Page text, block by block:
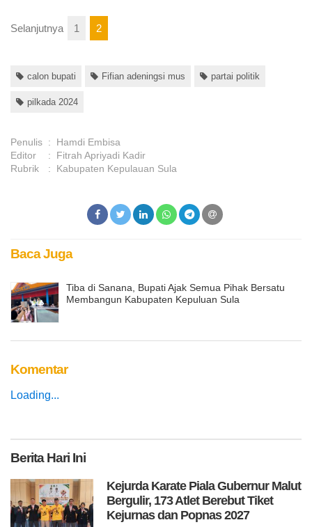
Selanjutnya 1 2
calon bupati Fifian adeningsi mus partai politik
pilkada 2024
Penulis :
Hamdi Embisa
Editor
:
Fitrah Apriyadi Kadir
Rubrik
: Kabupaten Kepulauan Sula
Baca Juga
Tiba di Sanana, Bupati Ajak Semua Pihak Bersatu
Membangun Kabupaten Kepuluan Sula
Komentar
Loading...
BeritaHari Ini
Kejurda Karate Piala Gubernur Malut
Bergulir, 173 Atlet Berebut Tiket
Kejurnas dan Popnas 2027